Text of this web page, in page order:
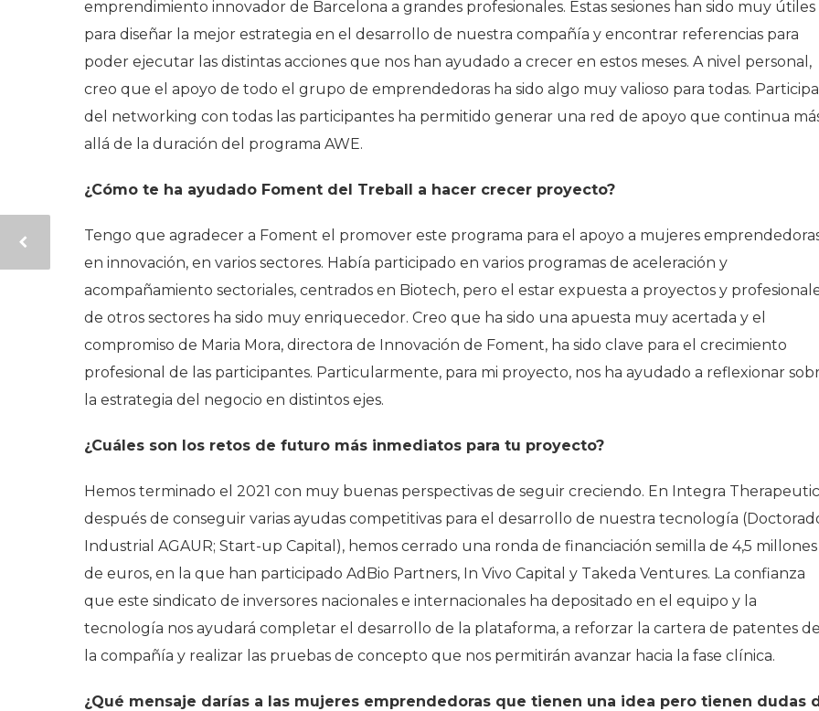
emprendimiento innovador de Barcelona a grandes profesionales. Estas sesiones han sido muy útiles
para diseñar la mejor estrategia en el desarrollo de nuestra compañía y encontrar referencias para
poder ejecutar las distintas acciones que nos han ayudado a crecer en estos meses. A nivel personal,
creo que el apoyo de todo el grupo de emprendedoras ha sido algo muy valioso para todas.
del networking con todas las participantes ha permitido generar una red de apoyo que continua
allá de la duración del programa AWE.
¿Cómo te ha ayudado Foment del Treball a hacer crecer proyecto?
Tengo que agradecer a Foment el promover este programa para el apoyo a mujeres
en innovación, en varios sectores. Había participado en varios programas de aceleración y
acompañamiento sectoriales, centrados en Biotech, pero el estar expuesta a proyectos y
de otros sectores ha sido muy enriquecedor. Creo que ha sido una apuesta muy acertada y el
compromiso de Maria Mora, directora de Innovación de Foment, ha sido clave para el crecimiento
profesional de las participantes. Particularmente, para mi proyecto, nos ha ayudado a reflexionar
la estrategia del negocio en distintos ejes.
¿Cuáles son los retos de futuro más inmediatos para tu proyecto?
Hemos terminado el 2021 con muy buenas perspectivas de seguir creciendo. En Integra
después de conseguir varias ayudas competitivas para el desarrollo de nuestra tecnología
Industrial AGAUR; Start-up Capital), hemos cerrado una ronda de financiación semilla de 4,5 millones
de euros, en la que han participado AdBio Partners, In Vivo Capital y Takeda Ventures. La confianza
que este sindicato de inversores nacionales e internacionales ha depositado en el equipo y la
tecnología nos ayudará completar el desarrollo de la plataforma, a reforzar la cartera de patentes de
la compañía y realizar las pruebas de concepto que nos permitirán avanzar hacia la fase clínica.
¿Qué mensaje darías a las mujeres emprendedoras que tienen una idea pero tienen dudas